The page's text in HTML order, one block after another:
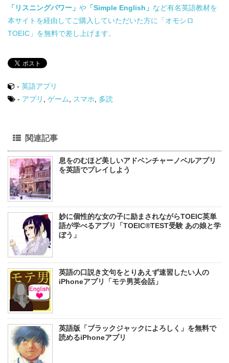
「リスニングパワー」 や 「Simple English」 など有名英語教材を
本サイトを経由してご購入していただいた方に「オモシロ
TOEIC」を無料で差し上げます。
- 英語アプリ
- アプリ ゲーム スマホ 多読
関連記事
息をのむほど美しいアドベンチャーノベルアプリ
を英語でプレイしよう
妙に個性的な女の子に励まされながらTOEIC英単
語が学べるアプリ「TOEIC®TEST受験 あの娘と学
ぼう」
英語の口説き文句をとりあえず速習したい人の
iPhoneアプリ「モテ男英会話」
英語版「ブラックジャックによろしく」を無料で
読めるiPhoneアプリ